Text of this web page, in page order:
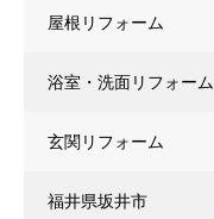
屋根リフォーム
浴室・洗面リフォーム
玄関リフォーム
福井県坂井市